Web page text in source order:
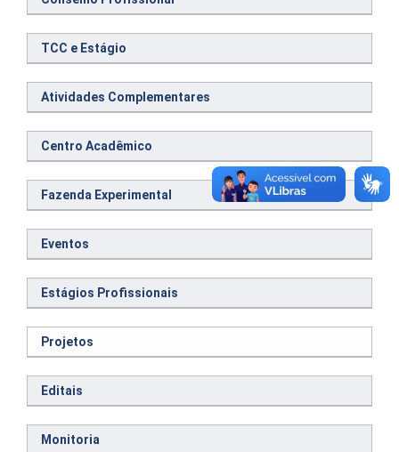
TCC e Estágio
Atividades Complementares
Centro Acadêmico
Fazenda Experimental
Eventos
Estágios Profissionais
Projetos
Editais
Monitoria